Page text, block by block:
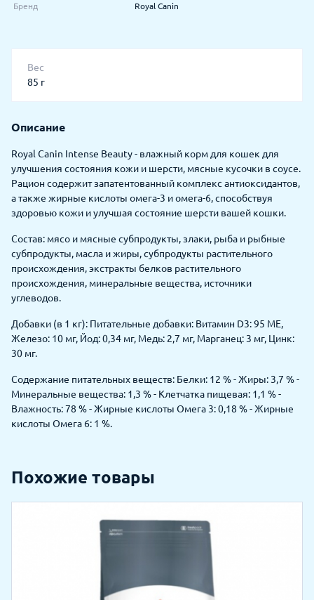
Бренд Royal Canin
Вес
85 г
Описание
Royal Canin Intense Beauty - влажный корм для кошек для
улучшения состояния кожи и шерсти, мясные кусочки в соусе.
Рацион содержит запатентованный комплекс антиоксидантов,
а также жирные кислоты омега-3 и омега-6, способствуя
здоровью кожи и улучшая состояние шерсти вашей кошки.
Состав: мясо и мясные субпродукты, злаки, рыба и рыбные
субпродукты, масла и жиры, субпродукты растительного
происхождения, экстракты белков растительного
происхождения, минеральные вещества, источники
углеводов.
Добавки (в 1 кг): Питательные добавки: Витамин D3: 95 ME,
Железо: 10 мг, Йод: 0,34 мг, Медь: 2,7 мг, Марганец: 3 мг, Цинк:
30 мг.
Содержание питательных веществ: Белки: 12 % - Жиры: 3,7 % -
Минеральные вещества: 1,3 % - Клетчатка пищевая: 1,1 % -
Влажность: 78 % - Жирные кислоты Омега 3: 0,18 % - Жирные
кислоты Омега 6: 1 %.
Похожие товары